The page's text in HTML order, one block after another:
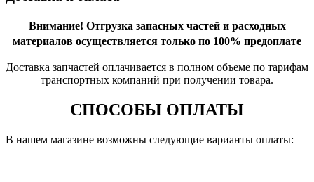
Внимание! Отгрузка запасных частей и расходных
материалов осуществляется только по 100% предоплате
Доставка запчастей оплачивается в полном объеме по тарифам
транспортных компаний при получении товара.
СПОСОБЫ ОПЛАТЫ
В нашем магазине возможны следующие варианты оплаты: